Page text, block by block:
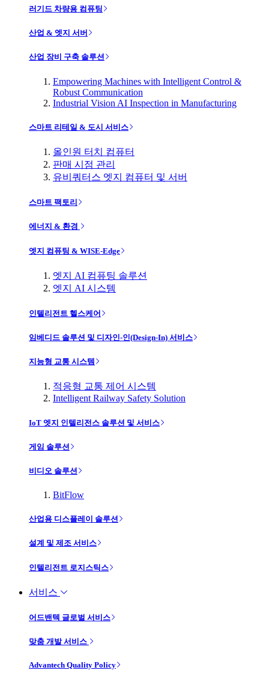
러기드 차량용 컴퓨팅
산업 & 엣지 서버
산업 장비 구축 솔루션
Empowering Machines with Intelligent Control &
Robust Communication
Industrial Vision AI Inspection in Manufacturing
스마트 리테일 & 도시 서비스
올인원 터치 컴퓨터
판매 시점 관리
유비쿼터스 엣지 컴퓨터 및 서버
스마트 팩토리
에너지 & 환경
엣지 컴퓨팅 & WISE-Edge
엣지 AI 컴퓨팅 솔루션
엣지 AI 시스템
인텔리전트 헬스케어
임베디드 솔루션 및 디자인-인(Design-In) 서비스
지능형 교통 시스템
적응형 교통 제어 시스템
Intelligent Railway Safety Solution
IoT 엣지 인텔리전스 솔루션 및 서비스
게임 솔루션
비디오 솔루션
BitFlow
산업용 디스플레이 솔루션
설계 및 제조 서비스
인텔리전트 로지스틱스
서비스
어드밴텍 글로벌 서비스
맞춤 개발 서비스
Advantech Quality Policy